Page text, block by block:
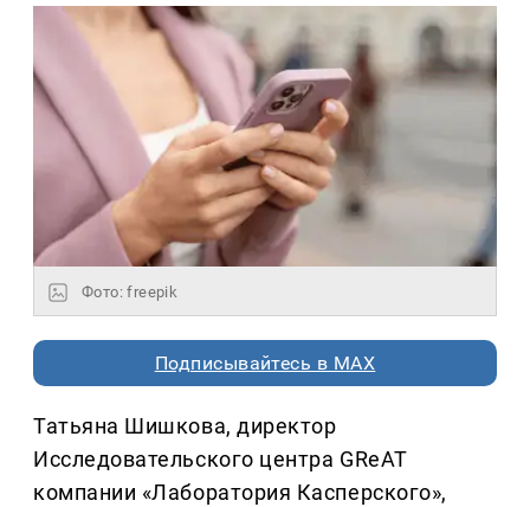
Фото: freepik
Подписывайтесь в MAX
Татьяна Шишкова, директор
Исследовательского центра GReAT
компании «Лаборатория Касперского»,